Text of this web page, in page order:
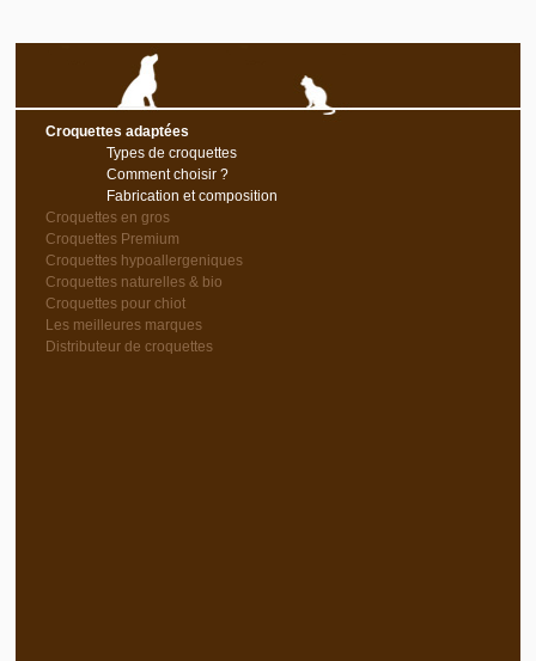
Croquettes adaptées
Types de croquettes
Comment choisir ?
Fabrication et composition
Croquettes en gros
Croquettes Premium
Croquettes hypoallergeniques
Croquettes naturelles & bio
Croquettes pour chiot
Les meilleures marques
Distributeur de croquettes